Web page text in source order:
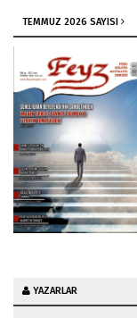
TEMMUZ 2026 SAYISI
YAZARLAR